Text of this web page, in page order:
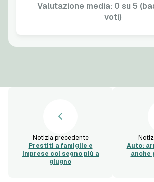
Valutazione media: 0 su 5
voti)
Notizia precedente
Prestiti a famiglie e
imprese col segno più a
giugno
Auto:
anche